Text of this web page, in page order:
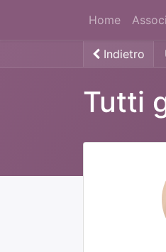
Home
Indietro
Tutti